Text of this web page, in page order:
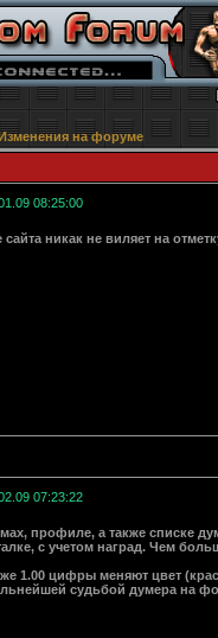
на форуме
08:25:00
никак не виляет на
07:23:22
профиле, а также списке
с учетом наград. Чем
1.00 цифры меняют цвет
судьбой думера на